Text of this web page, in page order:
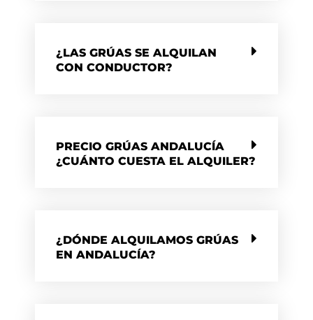
¿LAS GRÚAS SE ALQUILAN
CON CONDUCTOR?
PRECIO GRÚAS ANDALUCÍA
¿CUÁNTO CUESTA EL ALQUILER?
¿DÓNDE ALQUILAMOS GRÚAS
EN ANDALUCÍA?